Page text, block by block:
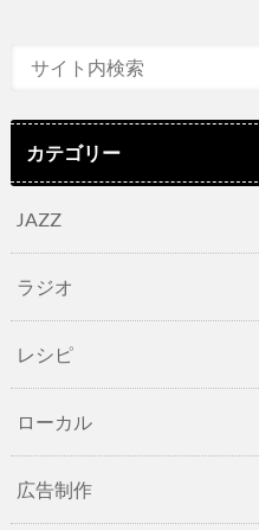
カテゴリー
JAZZ
ラジオ
レシピ
ローカル
広告制作